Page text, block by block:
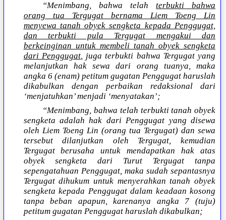
“Menimbang, bahwa telahterbukti bahwa
orang tua Tergugat bernama Liem Toeng Lin
menyewa tanah obyek sengketa kepada Penggugat,
dan terbukti pula Tergugat mengakui dan
berkeinginan untuk membeli tanah obyek sengketa
dari Penggugat, juga terbukti bahwa Tergugat yang
melanjutkan hak sewa dari orang tuanya, maka
angka 6 (enam) petitum gugatan Penggugat haruslah
dikabulkan dengan perbaikan redaksional dari
‘menjatuhkan’ menjadi ‘menyatakan’;
“Menimbang, bahwa telah terbukti tanah obyek
sengketa adalah hak dari Penggugat yang disewa
oleh Liem Toeng Lin (orang tua Tergugat) dan sewa
tersebut dilanjutkan oleh Tergugat, kemudian
Tergugat berusaha untuk mendapatkan hak atas
obyek sengketa dari Turut Tergugat tanpa
sepengatahuan Penggugat, maka sudah sepantasnya
Tergugat dihukum untuk menyerahkan tanah obyek
sengketa kepada Penggugat dalam keadaan kosong
tanpa beban apapun, karenanya angka 7 (tuju)
petitum gugatan Penggugat haruslah dikabulkan;